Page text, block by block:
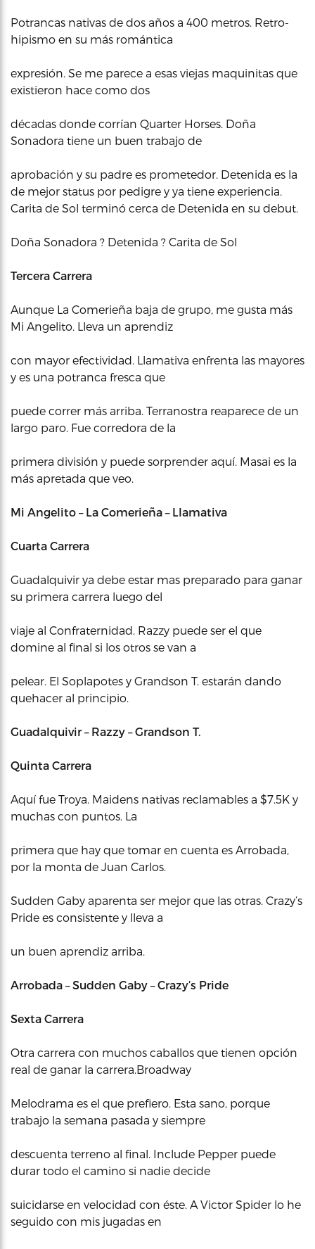
Potrancas nativas de dos años a 400 metros. Retro-
hipismo en su más romántica
expresión. Se me parece a esas viejas maquinitas que
existieron hace como dos
décadas donde corrían Quarter Horses. Doña
Sonadora tiene un buen trabajo de
aprobación y su padre es prometedor. Detenida es la
de mejor status por pedigre y ya tiene experiencia.
Carita de Sol terminó cerca de Detenida en su debut.
Doña Sonadora ? Detenida ? Carita de Sol
Tercera Carrera
Aunque La Comerieña baja de grupo, me gusta más
Mi Angelito. Lleva un aprendiz
con mayor efectividad. Llamativa enfrenta las mayores
y es una potranca fresca que
puede correr más arriba. Terranostra reaparece de un
largo paro. Fue corredora de la
primera división y puede sorprender aquí. Masai es la
más apretada que veo.
Mi Angelito – La Comerieña – Llamativa
Cuarta Carrera
Guadalquivir ya debe estar mas preparado para ganar
su primera carrera luego del
viaje al Confraternidad. Razzy puede ser el que
domine al final si los otros se van a
pelear. El Soplapotes y Grandson T. estarán dando
quehacer al principio.
Guadalquivir – Razzy – Grandson T.
Quinta Carrera
Aquí fue Troya. Maidens nativas reclamables a $7.5K y
muchas con puntos. La
primera que hay que tomar en cuenta es Arrobada,
por la monta de Juan Carlos.
Sudden Gaby aparenta ser mejor que las otras. Crazy’s
Pride es consistente y lleva a
un buen aprendiz arriba.
Arrobada – Sudden Gaby – Crazy’s Pride
Sexta Carrera
Otra carrera con muchos caballos que tienen opción
real de ganar la carrera.Broadway
Melodrama es el que prefiero. Esta sano, porque
trabajo la semana pasada y siempre
descuenta terreno al final. Include Pepper puede
durar todo el camino si nadie decide
suicidarse en velocidad con éste. A Victor Spider lo he
seguido con mis jugadas en